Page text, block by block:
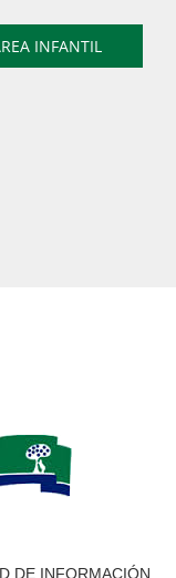
INFANTIL
DE INFORMACIÓN